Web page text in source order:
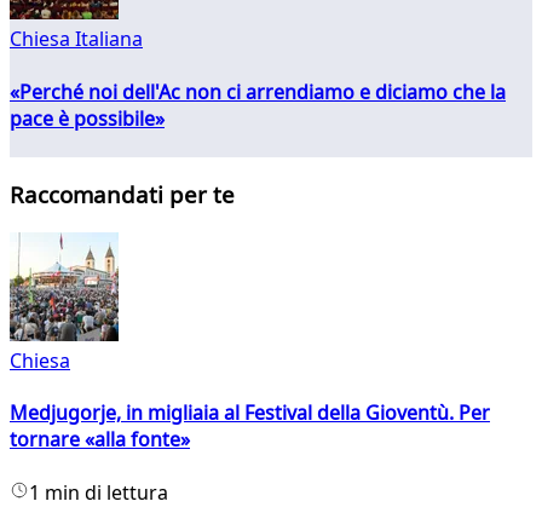
Chiesa Italiana
«Perché noi dell'Ac non ci arrendiamo e diciamo che la
pace è possibile»
Raccomandati per te
Chiesa
Medjugorje, in migliaia al Festival della Gioventù. Per
tornare «alla fonte»
1 min di lettura